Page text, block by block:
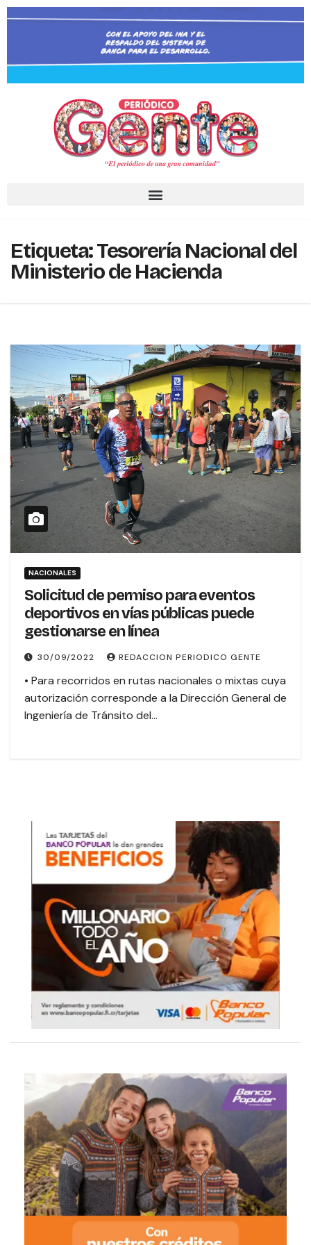
Etiqueta:Tesorería Nacional del
Ministerio de Hacienda
NACIONALES
Solicitud de permiso para eventos
deportivos en vías públicas puede
gestionarse en línea
30/09/2022 REDACCION PERIODICO GENTE
• Para recorridos en rutas nacionales o mixtas cuya
autorización corresponde a la Dirección General de
Ingeniería de Tránsito del…